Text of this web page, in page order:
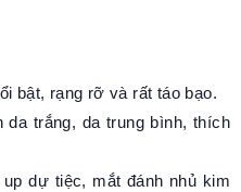
bật, rạng rỡ và rất táo bạo.
trắng, da trung bình, thích
dự tiệc, mắt đánh nhủ kim